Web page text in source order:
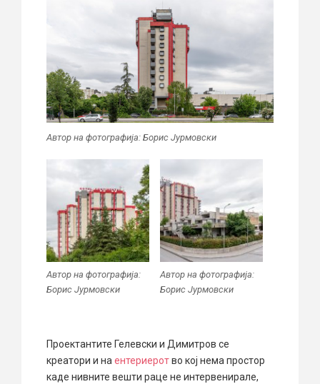
Автор на фотографија: Борис Јурмовски
Автор на фотографија:
Борис Јурмовски
Автор на фотографија:
Борис Јурмовски
Проектантите Гелевски и Димитров се
креатори и на ентериеротво кој нема простор
каде нивните вешти раце не интервенирале,